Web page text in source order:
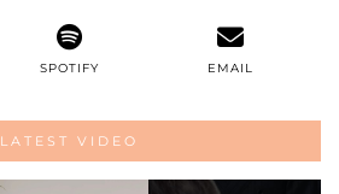
SPOTIFY EMAIL
LATEST VIDEO